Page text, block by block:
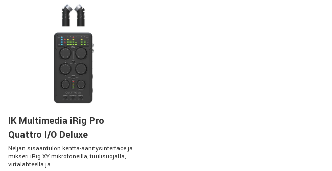
IK Multimedia iRig Pro
Quattro I/O Deluxe
Neljän sisääntulon kenttä-äänitysinterface ja
mikseri iRig XY mikrofoneilla, tuulisuojalla,
virtalähteellä ja...